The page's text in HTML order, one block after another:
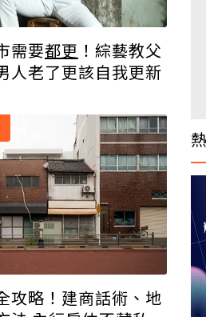
需要都更 ！綜藝教父
人老了更該自我更新
攻略！建商話術、地